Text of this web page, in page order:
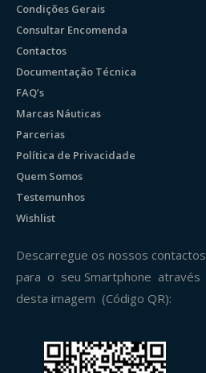
Condições Gerais
Consultar Encomenda
Contactos
Documentação Técnica
FAQ’s
Marcas Náuticas
Parcerias
Política de Privacidade
Quem Somos
Testemunhos
Wishlist
Descarregue os nossos contactos
para o seu Smartphone através
desta imagem (Código QR):